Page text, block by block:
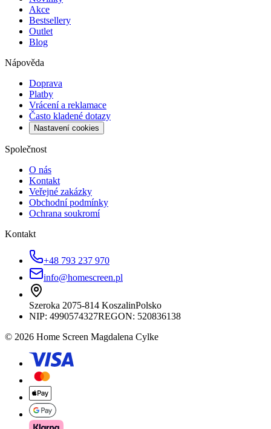
Akce
Bestsellery
Outlet
Blog
Nápověda
Doprava
Platby
Vrácení a reklamace
Často kladené dotazy
Nastavení cookies
Společnost
O nás
Kontakt
Veřejné zakázky
Obchodní podmínky
Ochrana soukromí
Kontakt
+48 793 237 970
info@homescreen.pl
Szeroka 2075-814 KoszalinPolsko
NIP: 4990574327REGON: 520836138
© 2026 Home Screen Magdalena Cylke